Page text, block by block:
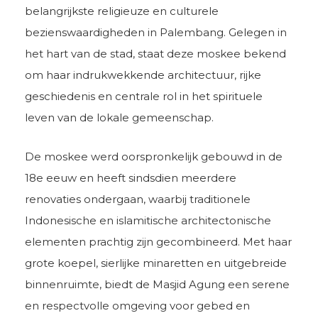
belangrijkste religieuze en culturele
bezienswaardigheden in Palembang. Gelegen in
het hart van de stad, staat deze moskee bekend
om haar indrukwekkende architectuur, rijke
geschiedenis en centrale rol in het spirituele
leven van de lokale gemeenschap.
De moskee werd oorspronkelijk gebouwd in de
18e eeuw en heeft sindsdien meerdere
renovaties ondergaan, waarbij traditionele
Indonesische en islamitische architectonische
elementen prachtig zijn gecombineerd. Met haar
grote koepel, sierlijke minaretten en uitgebreide
binnenruimte, biedt de Masjid Agung een serene
en respectvolle omgeving voor gebed en